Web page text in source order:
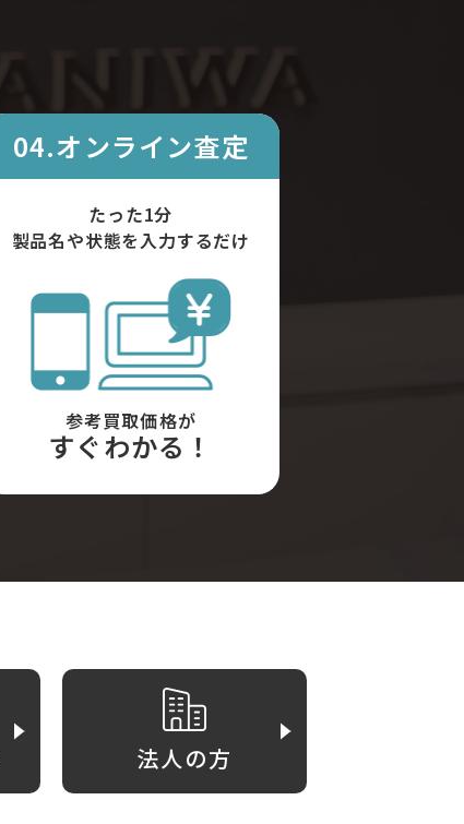
04.オンライン査定
たった1分
製品名や状態を入力するだけ
参考買取価格が
すぐわかる！
法人の方